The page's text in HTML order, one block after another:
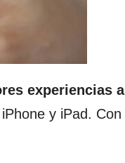
experiencias a
y iPad. Con